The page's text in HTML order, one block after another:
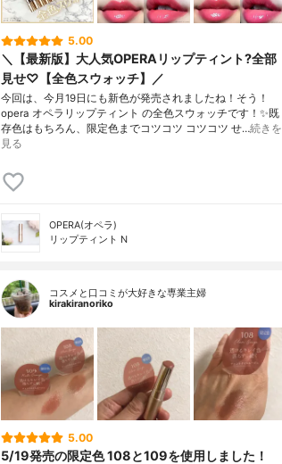
5.00
＼【最新版】大人気OPERAリップティント?全部
見せ♡【全色スウォッチ】／
今回は、今月19日にも新色が発売されましたね！そう！
opera オペラリップティント の全色スウォッチです！✨既
存色はもちろん、限定色までコツコツ コツコツ せ…続きを
見る
OPERA(オペラ)
リップティント N
コスメと口コミが大好きな専業主婦
kirakiranoriko
5.00
5/19発売の限定色 108と109を使用しました！